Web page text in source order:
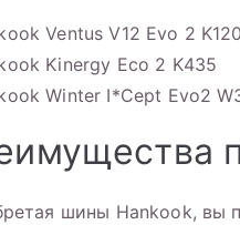
Ventus V12 Evo 2 K120
Kinergy Eco 2 K435
Winter I*Cept Evo2
шины Hankook, вы